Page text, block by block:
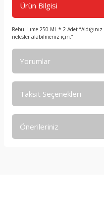
Ürün Bilgisi
Rebul Lıme 250 ML * 2 Adet
nefesler alabilmeniz için.”
Yorumlar
Taksit Seçenekleri
Önerileriniz